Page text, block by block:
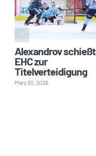
Alexandrov schießt
EHC zur
Titelverteidigung
März 30, 2026